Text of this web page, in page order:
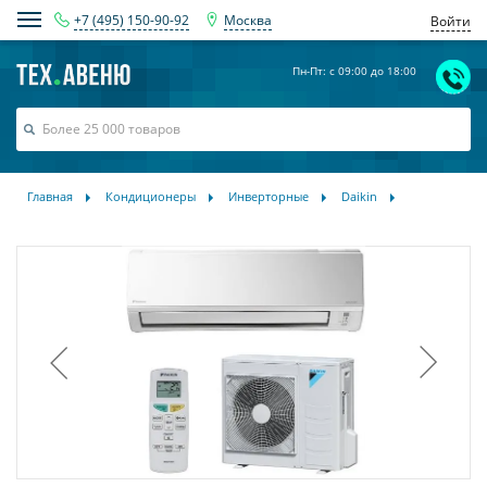
+7 (495) 150-90-92 Москва Войти
Пн-Пт: с 09:00 до 18:00
Главная Кондиционеры Инверторные Daikin